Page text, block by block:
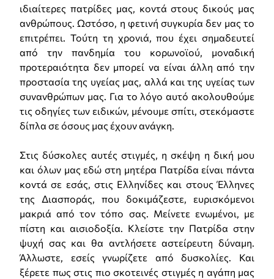
ιδιαίτερες πατρίδες μας, κοντά στους δικούς μας
ανθρώπους. Ωστόσο, η φετινή συγκυρία δεν μας το
επιτρέπει. Τούτη τη χρονιά, που έχει σημαδευτεί
από την πανδημία του κορωνοϊού, μοναδική
προτεραιότητα δεν μπορεί να είναι άλλη από την
προστασία της υγείας μας, αλλά και της υγείας των
συνανθρώπων μας. Για το λόγο αυτό ακολουθούμε
τις οδηγίες των ειδικών, μένουμε σπίτι, στεκόμαστε
δίπλα σε όσους μας έχουν ανάγκη.
Στις δύσκολες αυτές στιγμές, η σκέψη η δική μου
και όλων μας εδώ στη μητέρα Πατρίδα είναι πάντα
κοντά σε εσάς, στις Ελληνίδες και στους Έλληνες
της Διασποράς, που δοκιμάζεστε, ευρισκόμενοι
μακριά από τον τόπο σας. Μείνετε ενωμένοι, με
πίστη και αισιοδοξία. Κλείστε την Πατρίδα στην
ψυχή σας και θα αντλήσετε αστείρευτη δύναμη.
Άλλωστε, εσείς γνωρίζετε από δυσκολίες. Και
ξέρετε πως στις πιο σκοτεινές στιγμές η αγάπη μας